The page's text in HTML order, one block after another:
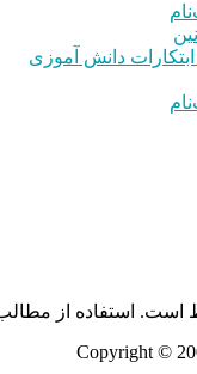
دانش آموزی
است. استفاده از
Copyright ©